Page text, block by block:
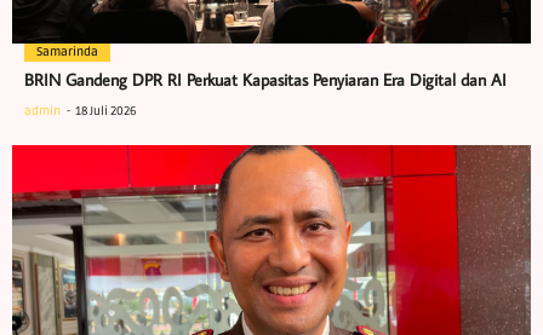
Samarinda
BRIN Gandeng DPR RI Perkuat Kapasitas Penyiaran Era Digital dan AI
admin 18 Juli 2026